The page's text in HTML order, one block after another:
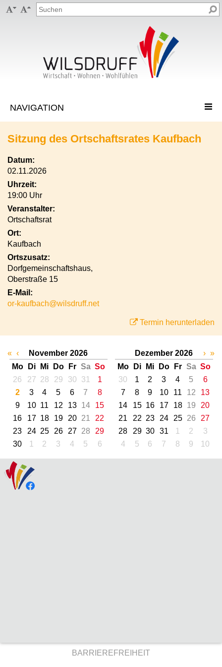
 
Sitzung des Ortschaftsrates Kaufbach
Datum:
02.11.2026
Uhrzeit:
19:00 Uhr
Veranstalter:
Ortschaftsrat
Ort:
Kaufbach
Ortszusatz:
Dorfgemeinschaftshaus,
Oberstraße 15
E-Mail:
or-kaufbach@wilsdruff.net
Termin herunterladen
« ‹
November 2026
Mo
Di Mi Do Fr Sa So
26
27 28 29 30 31
1
2
3 4 5 6 7
8
9
10 11 12 13 14
15
16
17 18 19 20 21
22
23
24 25 26 27 28
29
30
1 2 3 4 5 6
Dezember 2026
Mo
Di Mi Do Fr Sa So
30
1 2 3 4 5
6
7
8 9 10 11 12
13
14
15 16 17 18 19
20
21
22 23 24 25 26
27
28
29 30 31 1 2
3
4
5 6 7 8 9 10
› »
BARRIEREFREIHEIT